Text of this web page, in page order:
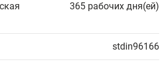
365 рабочих дня(ей)
stdin96166